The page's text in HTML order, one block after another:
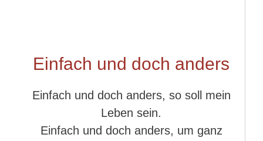
Einfach und doch anders
Einfach und doch anders, so soll mein
Leben sein.
Einfach und doch anders, um ganz